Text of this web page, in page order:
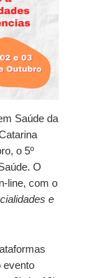
Saúde da
o 5º
O
line, com o
e
evento